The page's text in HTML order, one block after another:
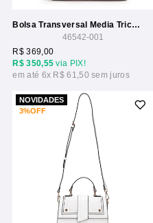
Bolsa Transversal Media Tricolor
46542-001
R$ 350,55 via PIX!
R$ 369,00
6x R$ 61,50
3%OFF
NOVIDADES